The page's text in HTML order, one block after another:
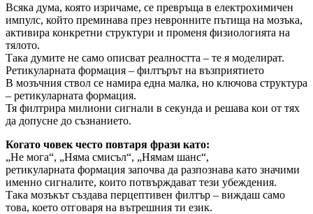
Всяка дума, която изричаме, се превръща в електрохимичен
импулс, който преминава през невронните пътища на мозъка,
активира конкретни структури и променя физиологията на
тялото.
Така думите не само описват реалността – те я моделират.
Ретикуларната формация – филтърът на възприятието
В мозъчния ствол се намира една малка, но ключова структура
– ретикуларната формация.
Тя филтрира милиони сигнали в секунда и решава кои от тях
да допусне до съзнанието.
Когато човек често повтаря фрази като:
„Не мога“, „Няма смисъл“, „Нямам шанс“,
ретикуларната формация започва да разпознава като значими
именно сигналите, които потвърждават тези убеждения.
Така мозъкът създава перцептивен филтър – виждаш само
това, което отговаря на вътрешния ти език.